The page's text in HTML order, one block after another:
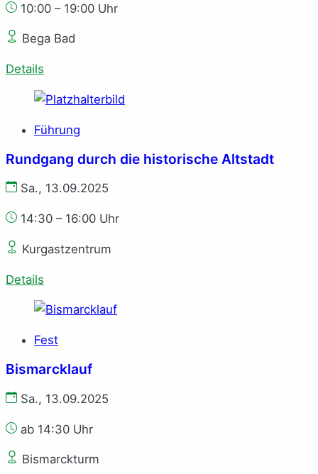
10:00 – 19:00 Uhr
Bega Bad
Details
Führung
Rundgang durch die historische Altstadt
Sa., 13.09.2025
14:30 – 16:00 Uhr
Kurgastzentrum
Details
Fest
Bismarcklauf
Sa., 13.09.2025
ab 14:30 Uhr
Bismarckturm